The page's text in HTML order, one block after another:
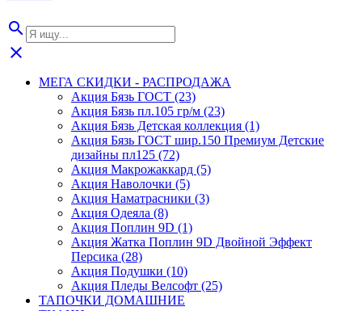
search
close
МЕГА СКИДКИ - РАСПРОДАЖА
Акция Бязь ГОСТ (23)
Акция Бязь пл.105 гр/м (23)
Акция Бязь Детская коллекция (1)
Акция Бязь ГОСТ шир.150 Премиум Детские
дизайны пл125 (72)
Акция Макрожаккард (5)
Акция Наволочки (5)
Акция Наматрасники (3)
Акция Одеяла (8)
Акция Поплин 9D (1)
Акция Жатка Поплин 9D Двойной Эффект
Персика (28)
Акция Подушки (10)
Акция Пледы Велсофт (25)
ТАПОЧКИ ДОМАШНИЕ